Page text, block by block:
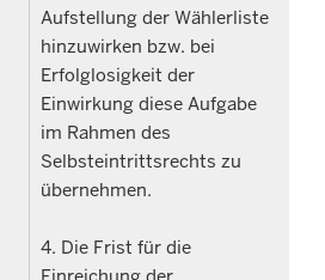
Aufstellung der Wählerliste
hinzuwirken bzw. bei
Erfolglosigkeit der
Einwirkung diese Aufgabe
im Rahmen des
Selbsteintrittsrechts zu
übernehmen.
4. Die Frist für die
Einreichung der